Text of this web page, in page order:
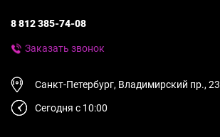
8 812 385-74-08
Заказать звонок
Санкт-Петербург, Владимирский пр., 23
Сегодня с 10:00